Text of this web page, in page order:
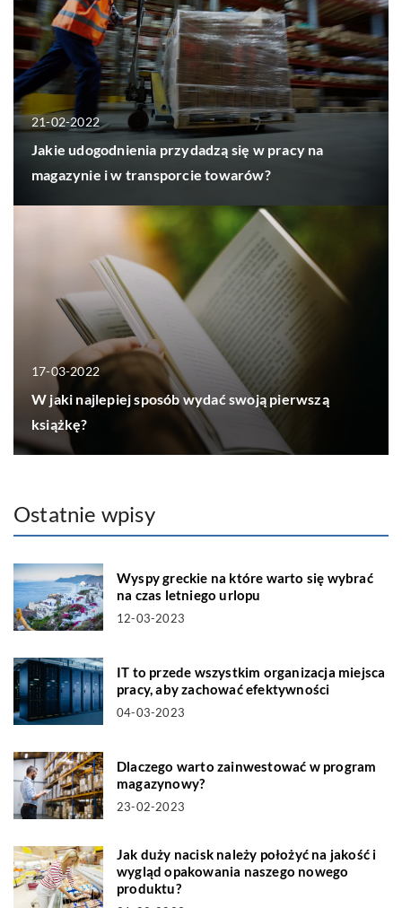
21-02-2022
Jakie udogodnienia przydadzą się w pracy na
magazynie i w transporcie towarów?
17-03-2022
W jaki najlepiej sposób wydać swoją pierwszą
książkę?
Ostatnie wpisy
Wyspy greckie na które warto się wybrać
na czas letniego urlopu
12-03-2023
IT to przede wszystkim organizacja miejsca
pracy, aby zachować efektywności
04-03-2023
Dlaczego warto zainwestować w program
magazynowy?
23-02-2023
Jak duży nacisk należy położyć na jakość i
wygląd opakowania naszego nowego
produktu?